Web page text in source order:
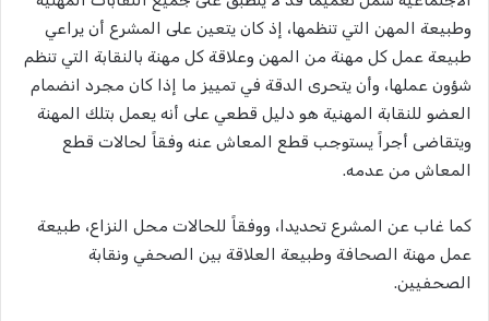
وطبيعة المهن التي تنظمها، إذ كان يتعين على المشرع أن يراعي
طبيعة عمل كل مهنة من المهن وعلاقة كل مهنة بالنقابة التي تنظم
شؤون عملها، وأن يتحرى الدقة في تمييز ما إذا كان مجرد انضمام
العضو للنقابة المهنية هو دليل قطعي على أنه يعمل بتلك المهنة
ويتقاضى أجراً يستوجب قطع المعاش عنه وفقاً لحالات قطع
المعاش من عدمه.
كما غاب عن المشرع تحديدا، ووفقاً للحالات محل النزاع، طبيعة
عمل مهنة الصحافة وطبيعة العلاقة بين الصحفي ونقابة
الصحفيين.